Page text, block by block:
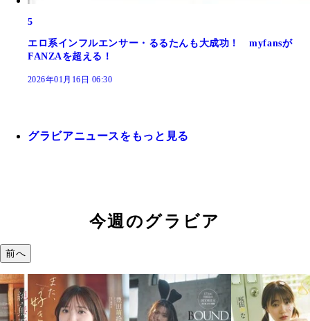
5
エロ系インフルエンサー・るるたんも大成功！ myfansが
FANZAを超える！
2026年01月16日 06:30
グラビアニュースをもっと見る
今週のグラビア
前へ